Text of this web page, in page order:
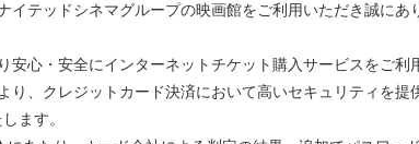
イテッドシネマグループの映画館をご利用いただき誠にあ
安心・安全にインターネットチケット購入サービスをご利
り、クレジットカード決済において高いセキュリティを提
ます。